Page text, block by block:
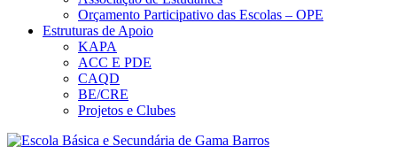
Orçamento Participativo das Escolas – OPE
Estruturas de Apoio
KAPA
ACC E PDE
CAQD
BE/CRE
Projetos e Clubes